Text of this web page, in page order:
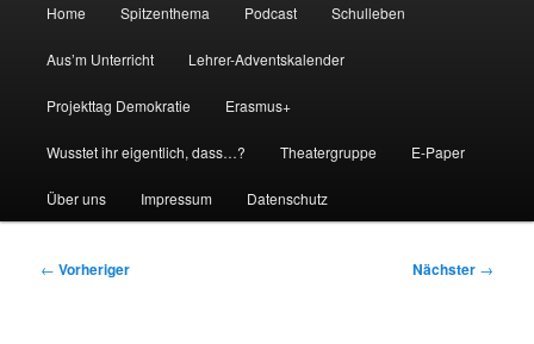
Home Spitzenthema Podcast Schulleben
Aus’m Unterricht Lehrer-Adventskalender
Projekttag Demokratie Erasmus+
Wusstet ihr eigentlich, dass…? Theatergruppe E-Paper
Über uns Impressum Datenschutz
Beitragsnavigation
← Vorheriger Nächster →